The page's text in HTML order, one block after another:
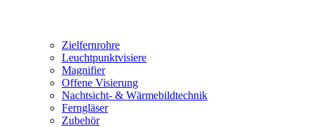
Zielfernrohre
Leuchtpunktvisiere
Magnifier
Offene Visierung
Nachtsicht- & Wärmebildtechnik
Ferngläser
Zubehör